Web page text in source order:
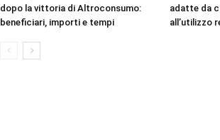
dopo la vittoria di Altroconsumo:
beneficiari, importi e tempi
adatte da
all’utilizzo